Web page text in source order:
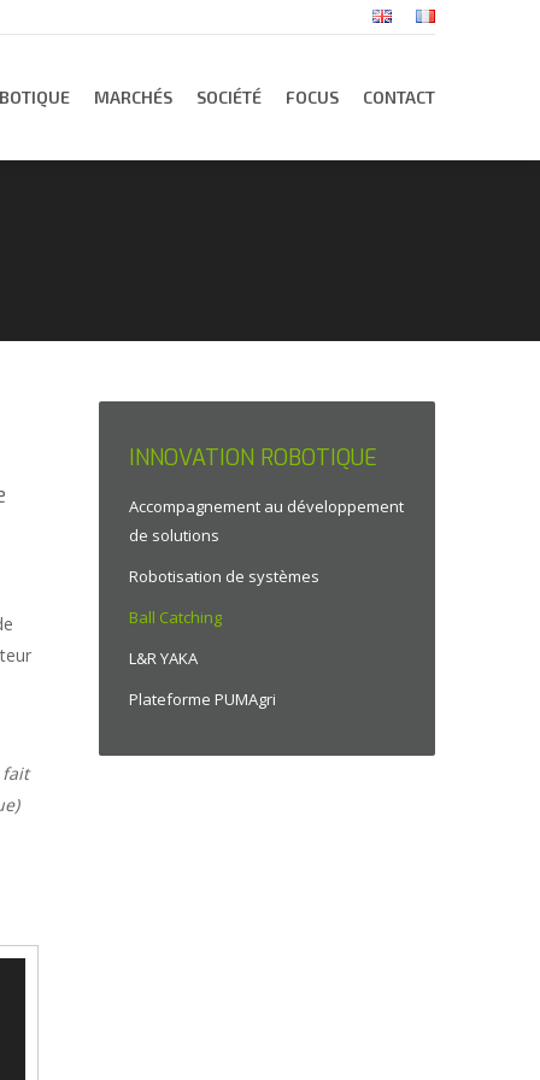
MARCHÉS SOCIÉTÉ FOCUS CONTACT
fait
INNOVATION ROBOTIQUE
Accompagnement au développement
de solutions
Robotisation de systèmes
Ball Catching
L&R YAKA
Plateforme PUMAgri
MARCHÉS SOCIÉTÉ FOCUS CONTACT